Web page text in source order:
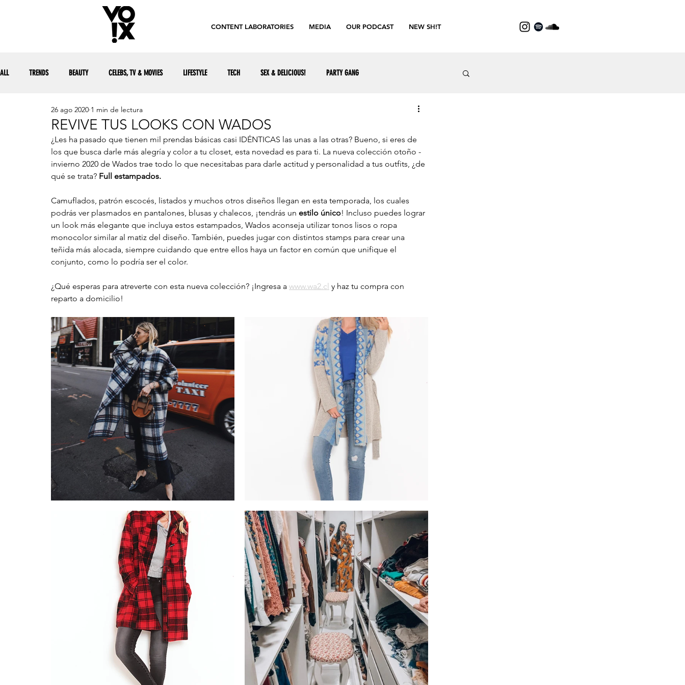
CONTENT LABORATORIES MEDIA OUR PODCAST NEW SH!T
ALL TRENDS BEAUTY CELEBS, TV & MOVIES LIFESTYLE TECH SEX & DELICIOUS! PARTY GANG
REVIVE TUS LOOKS CON WADOS
26 ago 2020 1 min de lectura
¿Les ha pasado que tienen mil prendas básicas casi IDÉNTICAS las unas a las otras? Bueno, si eres de
los que busca darle más alegría y color a tu closet, esta novedad es para ti. La nueva colección otoño -
invierno 2020 de Wados trae todo lo que necesitabas para darle actitud y personalidad a tus outfits, ¿de
qué se trata? Full estampados.
Camuflados, patrón escocés, listados y muchos otros diseños llegan en esta temporada, los cuales
podrás ver plasmados en pantalones, blusas y chalecos, ¡tendrás un estilo único! Incluso puedes lograr
un look más elegante que incluya estos estampados, Wados aconseja utilizar tonos lisos o ropa
monocolor similar al matiz del diseño. También, puedes jugar con distintos stamps para crear una
teñida más alocada, siempre cuidando que entre ellos haya un factor en común que unifique el
conjunto, como lo podría ser el color.
¿Qué esperas para atreverte con esta nueva colección? ¡Ingresa a www.wa2.cl y haz tu compra con
reparto a domicilio!